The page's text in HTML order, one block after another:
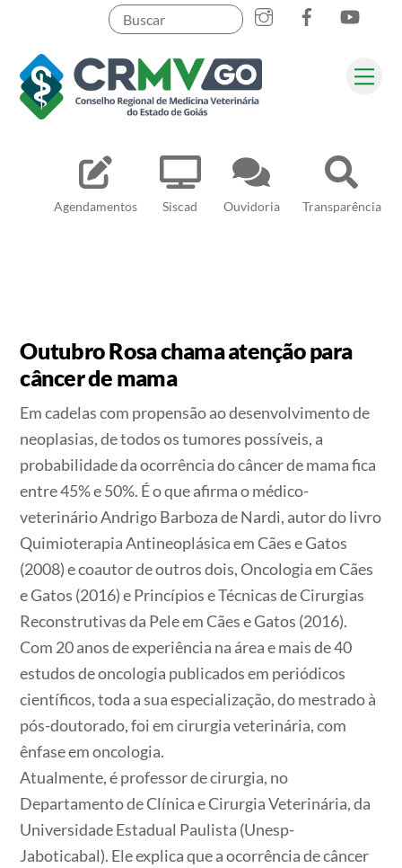
content
Agendamentos Siscad Ouvidoria Transparência
Pesquisar
Outubro Rosa chama atenção para
câncer de mama
Em cadelas com propensão ao desenvolvimento de
neoplasias, de todos os tumores possíveis, a
probabilidade da ocorrência do câncer de mama fica
entre 45% e 50%. É o que afirma o médico-
veterinário Andrigo Barboza de Nardi, autor do livro
Quimioterapia Antineoplásica em Cães e Gatos
(2008) e coautor de outros dois, Oncologia em Cães
e Gatos (2016) e Princípios e Técnicas de Cirurgias
Reconstrutivas da Pele em Cães e Gatos (2016).
Com 20 anos de experiência na área e mais de 40
estudos de oncologia publicados em periódicos
científicos, toda a sua especialização, do mestrado à
pós-doutorado, foi em cirurgia veterinária, com
ênfase em oncologia.
Atualmente, é professor de cirurgia, no
Departamento de Clínica e Cirurgia Veterinária, da
Universidade Estadual Paulista (Unesp-
Jaboticabal). Ele explica que a ocorrência de câncer